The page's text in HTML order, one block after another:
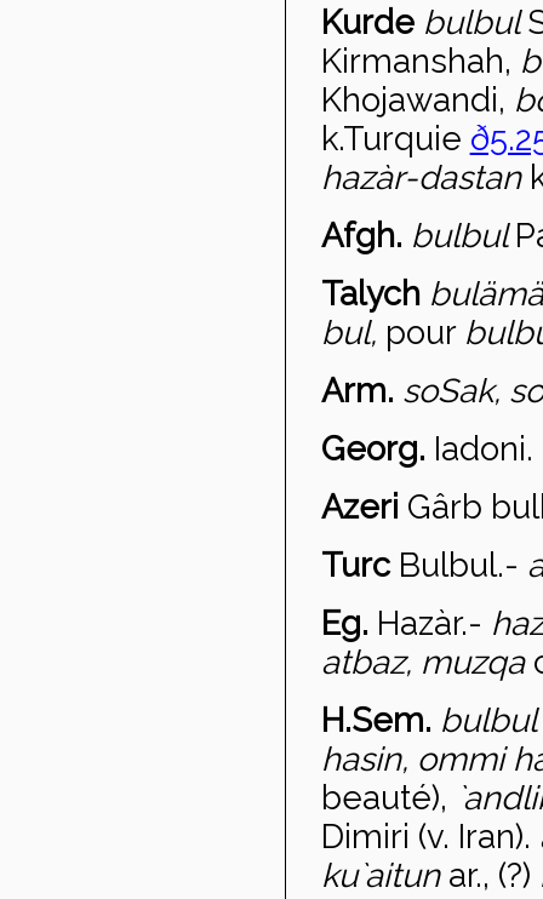
Kurde bulbul
Kirmanshah,
Khojawandi,
k.Turquie
hazàr-dastan
Afgh. bulbul
Talych
bul, pour
Arm. soSak,
Georg. Iadoni.
Azeri Gârb
Turc Bulbul.-
Eg. Hazàr.-
atbaz, muzqa
H.Sem. bulbul
hasin, ommi
beauté), `andl
Dimiri (v. Iran).
ku`aitun ar., (?)